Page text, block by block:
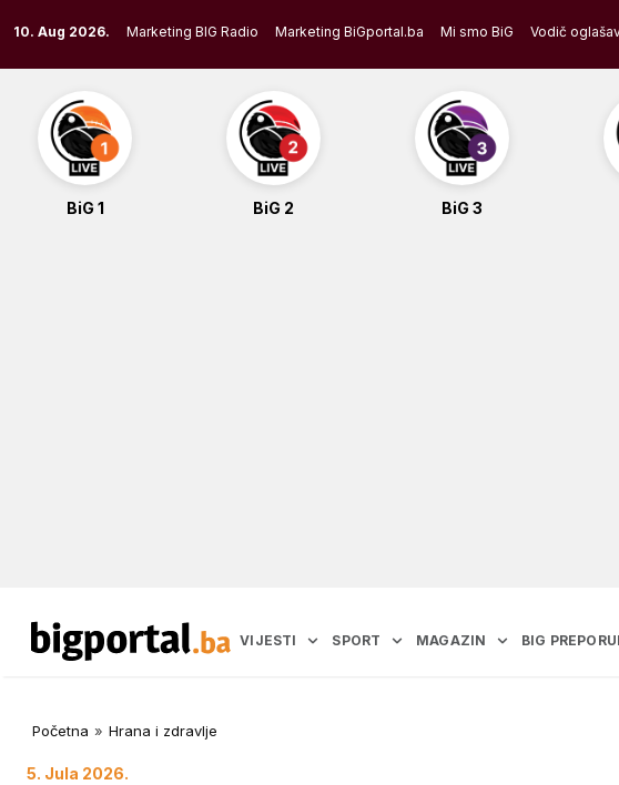
content
10. Aug 2026. Marketing BIG Radio Marketing BiGportal.ba Mi smo BiG Vodič
BiG 1 BiG 2 BiG 3
VIJESTI SPORT MAGAZIN BIG
Početna » Hrana i zdravlje
5. Jula 2026.